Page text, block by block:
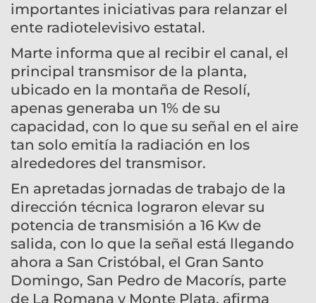
importantes iniciativas para relanzar el
ente radiotelevisivo estatal.
Marte informa que al recibir el canal, el
principal transmisor de la planta,
ubicado en la montaña de Resolí,
apenas generaba un 1% de su
capacidad, con lo que su señal en el aire
tan solo emitía la radiación en los
alrededores del transmisor.
En apretadas jornadas de trabajo de la
dirección técnica lograron elevar su
potencia de transmisión a 16 Kw de
salida, con lo que la señal está llegando
ahora a San Cristóbal, el Gran Santo
Domingo, San Pedro de Macorís, parte
de La Romana y Monte Plata, afirma